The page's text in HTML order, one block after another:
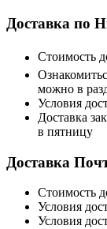
Доставка по
Стоимость
можно в
Условия
Доставка
в пятницу
Доставка
Стоимость
Условия
Условия